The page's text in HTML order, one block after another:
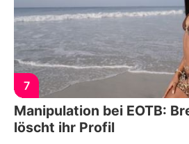
7
Manipulation bei EOTB:
löscht ihr Profil